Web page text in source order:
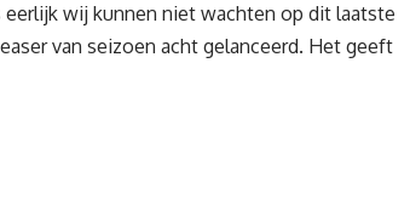
wij kunnen niet wachten op dit laatste
van seizoen acht gelanceerd. Het geeft